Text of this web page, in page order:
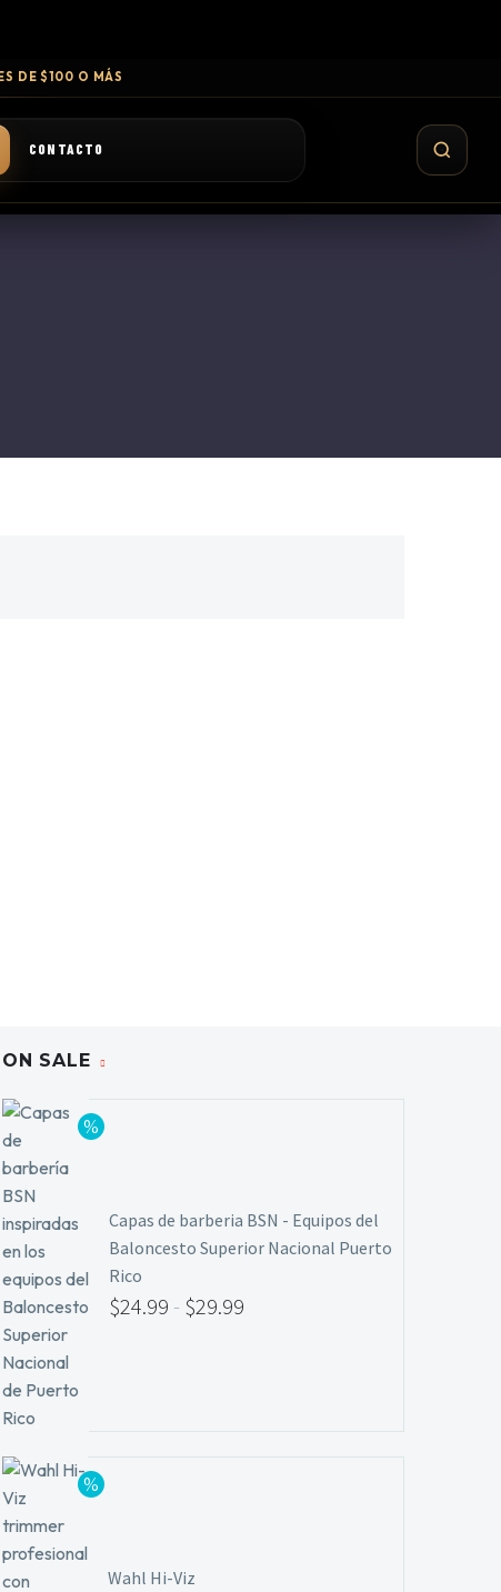
DE $100 O MÁS
CONTACTO
ON SALE
Capas de barberia BSN - Equipos del
Baloncesto Superior Nacional Puerto
Rico
$24.99 - $29.99
Wahl Hi-Viz